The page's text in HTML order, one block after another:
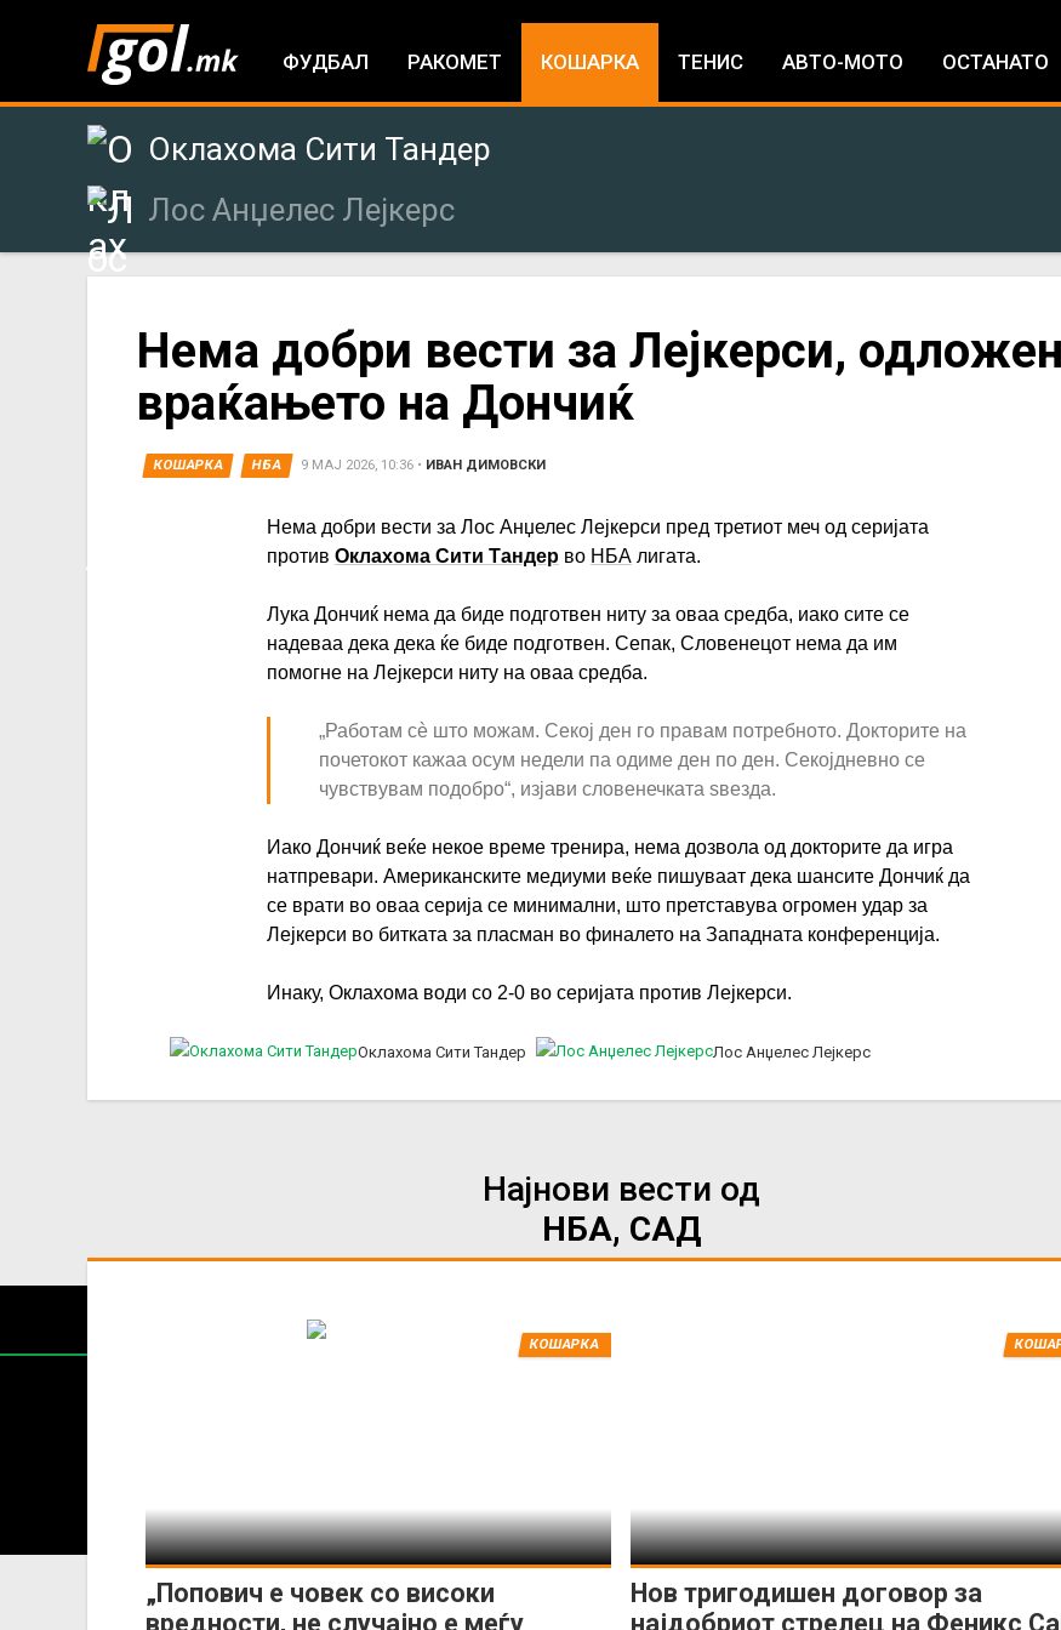
ФУДБАЛ РАКОМЕТ КОШАРКА ТЕНИС АВТО-МОТО ОСТАНАТО
Оклахома Сити Тандер
Лос Анџелес Лејкерс
here
Нема добри вести за Лејкерси,
враќањето на Дончиќ
КОШАРКА НБА 9 МАЈ 2026, 10:36 • ИВАН ДИМОВСКИ
Нема добри вести за Лос Анџелес Лејкерси пред третиот меч од серијата
против Оклахома Сити Тандер во НБА лигата.
Лука Дончиќ нема да биде подготвен ниту за оваа средба, иако сите се
надеваа дека дека ќе биде подготвен. Сепак, Словенецот нема да им
помогне на Лејкерси ниту на оваа средба.
„Работам сè што можам. Секој ден го правам потребното. Докторите на
почетокот кажаа осум недели па одиме ден по ден. Секојдневно се
чувствувам подобро“, изјави словенечката ѕвезда.
Иако Дончиќ веќе некое време тренира, нема дозвола од докторите да игра
натпревари. Американските медиуми веќе пишуваат дека шансите Дончиќ да
се врати во оваа серија се минимални, што претставува огромен удар за
Лејкерси во битката за пласман во финалето на Западната конференција.
Инаку, Оклахома води со 2-0 во серијата против Лејкерси.
Оклахома Сити Тандер Лос Анџелес Лејкерс
Најнови вести од
НБА, САД
„Попович е човек со високи
вредности, не случајно е меѓу
КОШАРКА
Нов тригодишен договор за
најдобриот стрелец на Феникс
За секоја форма на распространување, репродукција или комерцијална употреба на текстови, фотографии или податоци